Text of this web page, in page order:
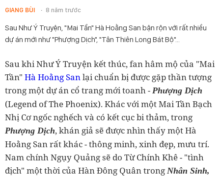
GIANG BÙI 8 năm trước
Sau Như Ý Truyện, "Mai Tần" Hà Hoằng San bận rộn với rất nhiều
dự án mới như "Phượng Dịch", "Tân Thiên Long Bát Bộ"...
Sau khi Như Ý Truyện kết thúc, fan hâm mộ của "Mai
Tần" Hà Hoằng Sanlại chuẩn bị được gặp thần tượng
trong một dự án cổ trang mới toanh - Phượng Dịch
(Legend of The Phoenix). Khác với một Mai Tần Bạch
Nhị Cơ ngốc nghếch và có kết cục bi thảm, trong
Phượng Dịch, khán giả sẽ được nhìn thấy một Hà
Hoằng San rất khác - thông minh, xinh đẹp, mưu trí.
Nam chính Ngụy Quảng sẽ do Từ Chính Khê - "tình
địch" một thời của Hàn Đông Quân trong Nhân Sinh,